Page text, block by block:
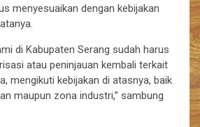
menyesuaikan dengan kebijakan
di Kabupaten Serang sudah harus
atau peninjauan kembali terkait
mengikuti kebijakan di atasnya, baik
maupun zona industri,” sambung